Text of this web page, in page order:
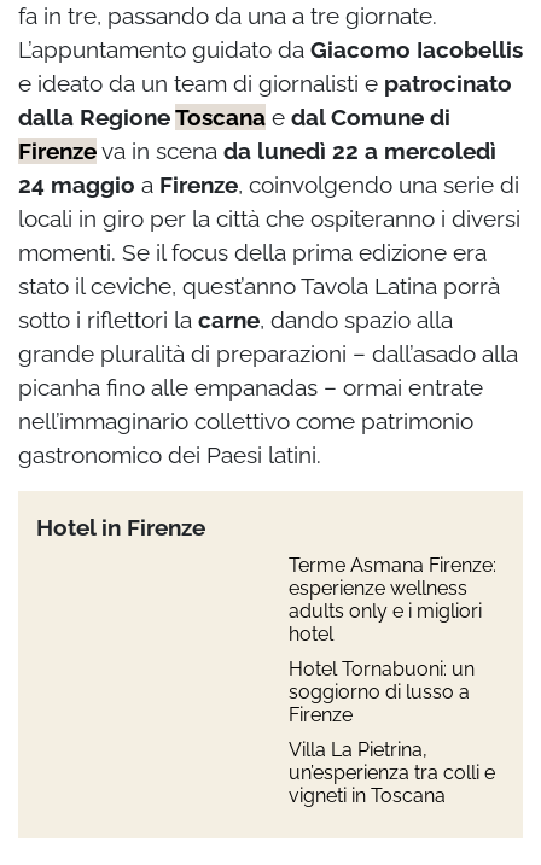
fa in tre, passando da una a tre giornate.
L’appuntamento guidato da Giacomo Iacobellis
e ideato da un team di giornalisti e patrocinato
dalla RegioneToscana e dal Comune di
Firenzeva in scena da lunedì 22 a mercoledì
24 maggio a Firenze, coinvolgendo una serie di
locali in giro per la città che ospiteranno i diversi
momenti. Se il focus della prima edizione era
stato il ceviche, quest’anno Tavola Latina porrà
sotto i riflettori la carne, dando spazio alla
grande pluralità di preparazioni – dall’asado alla
picanha fino alle empanadas – ormai entrate
nell’immaginario collettivo come patrimonio
gastronomico dei Paesi latini.
Hotel in Firenze
Terme Asmana Firenze:
esperienze wellness
adults only e i migliori
hotel
Hotel Tornabuoni: un
soggiorno di lusso a
Firenze
Villa La Pietrina,
un’esperienza tra colli e
vigneti in Toscana